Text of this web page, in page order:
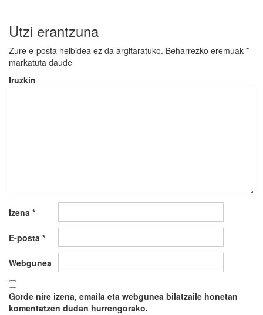
Utzi erantzuna
Zure e-posta helbidea ez da argitaratuko. Beharrezko eremuak *
markatuta daude
Iruzkin
Izena *
E-posta *
Webgunea
Gorde nire izena, emaila eta webgunea bilatzaile honetan
komentatzen dudan hurrengorako.